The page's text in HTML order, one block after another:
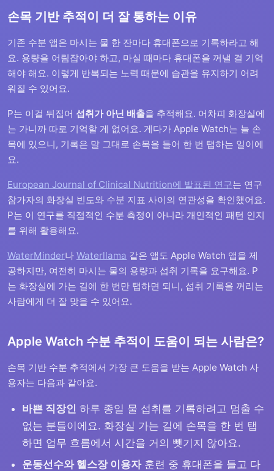
손목 기반 추적이 더 잘 통하는 이유
기존 수분 앱은 마시는 물 한 잔마다 휴대폰으로 기록하라고 해
요. 용량을 어림잡아야 하고, 마실 때마다 휴대폰을 꺼낼 걸 기억
해야 해요. 이렇게 반복되는 노력 때문에 습관을 유지하기 어려
워질 수 있어요.
P는 이걸 뒤집어 섭취가 아닌 배출을 추적해요. 어차피 화장실에
는 가니까 따로 기억할 게 없어요. 게다가 Apple Watch는 늘 손
목에 있으니, 기록은 말 그대로 손목을 들어 한 번 탭하는 일이에
요.
European Journal of Clinical Nutrition에 발표된 연구는 연구
참가자의 화장실 빈도와 수분 지표 사이의 연관성을 확인했어요.
P는 이 연구를 직접적인 수분 측정이 아니라 개인적인 패턴 인지
를 위해 활용해요.
WaterMinder나 Waterllama 같은 앱도 Apple Watch 앱을 제
공하지만, 여전히 마시는 물의 용량과 섭취 기록을 요구해요. P
는 화장실에 가는 길에 한 번만 탭하면 되니, 섭취 기록을 꺼리는
사람에게 더 잘 맞을 수 있어요.
Apple Watch 수분 추적이 도움이 되는 사람은?
손목 기반 수분 추적에서 가장 큰 도움을 받는 Apple Watch 사
용자는 다음과 같아요.
바쁜 직장인 하루 종일 물 섭취를 기록하려고 멈출 수
없는 분들이에요. 화장실 가는 길에 손목을 한 번 탭
하면 업무 흐름에서 시간을 거의 뺏기지 않아요.
운동선수와 헬스장 이용자훈련 중 휴대폰을 들고 다